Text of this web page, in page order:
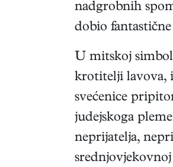
nadgrobnih
dobio
U mitskoj
krotitelji lavova,
svećenice
judejskoga
neprijatelja,